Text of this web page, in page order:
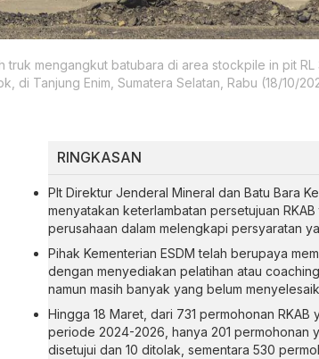
truk mengangkut batubara di area stockpile in pit
di Tanjung Enim, Sumatera Selatan, Rabu (18/10/
RINGKASAN
Plt Direktur Jenderal Mineral dan Batu Bara
menyatakan keterlambatan persetujuan
perusahaan dalam melengkapi persyaratan
Pihak Kementerian ESDM telah berupaya
dengan menyediakan pelatihan atau
namun masih banyak yang belum
Hingga 18 Maret, dari 731 permohonan RKAB
periode 2024-2026, hanya 201 permohonan
disetujui dan 10 ditolak, sementara 530